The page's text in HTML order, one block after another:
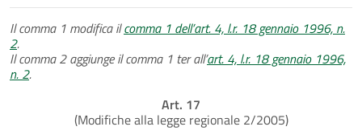
Il comma 1 modifica ilcomma 1 dell’art. 4, l.r. 18 gennaio 1996, n.
2.
Il comma 2 aggiunge il comma 1 ter all’art. 4, l.r. 18 gennaio 1996,
n. 2.
Art. 17
(Modifiche alla legge regionale 2/2005)